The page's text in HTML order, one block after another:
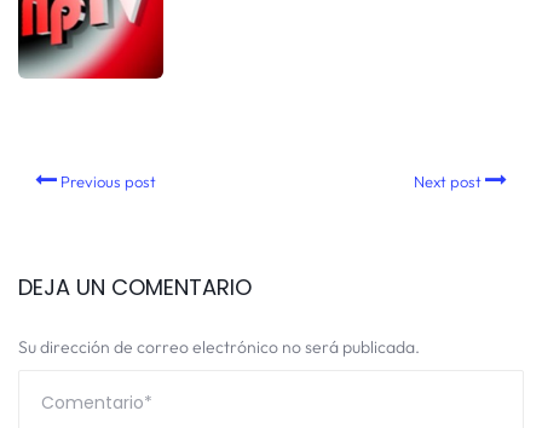
Previous post Next post
DEJA UN COMENTARIO
Su dirección de correo electrónico no será publicada.